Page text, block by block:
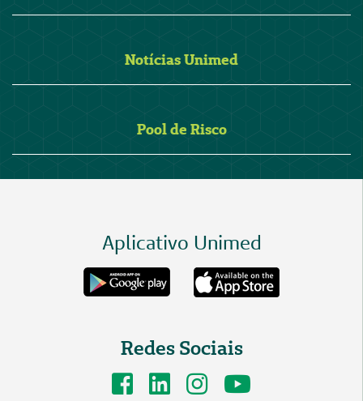
Notícias Unimed
Pool de Risco
Aplicativo Unimed
Redes Sociais